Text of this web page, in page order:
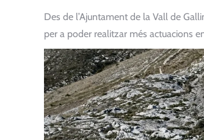
Des de l’Ajuntament de la Vall de
per a poder realitzar més actuacions